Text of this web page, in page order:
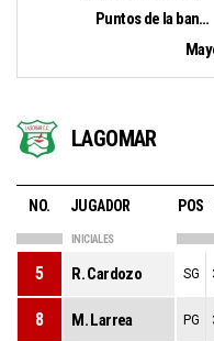
Puntos de la banca:
LAGOMAR
NO. JUGADOR POS
INICIALES
5 R. Cardozo SG
8 M. Larrea PG